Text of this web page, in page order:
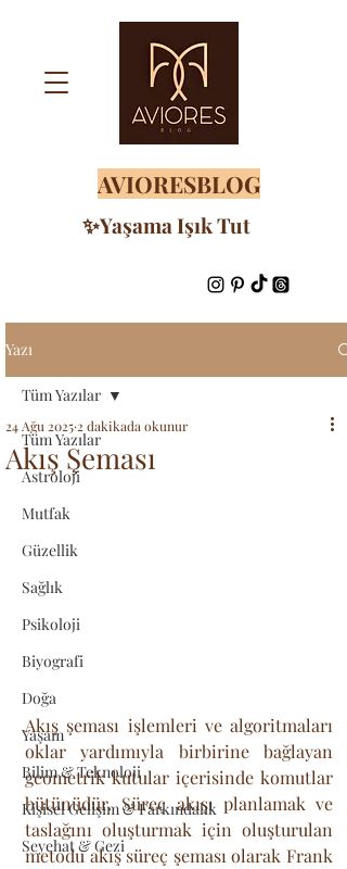
AVIORESBLOG
✨Yaşama Işık Tut
Yazı
Tüm Yazılar
Astroloji
Mutfak
Güzellik
Sağlık
Psikoloji
Biyografi
Doğa
Yaşam
Bilim & Teknoloji
Kişisel Gelişim & Farkındalık
Seyehat & Gezi
Tüm Yazılar
Akış Şeması
24 Ağu 2025 2 dakikada okunur
Akış şeması işlemleri ve algoritmaları
oklar yardımıyla birbirine bağlayan
geometrik kutular içerisinde komutlar
bütünüdür. Süreç akışı planlamak ve
taslağını oluşturmak için oluşturulan
metodu akış süreç şeması olarak Frank